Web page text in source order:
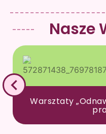
Nasze
Warsztaty